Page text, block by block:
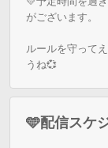
がございます。
ルールを守って
うね💞
🩵配信スケ